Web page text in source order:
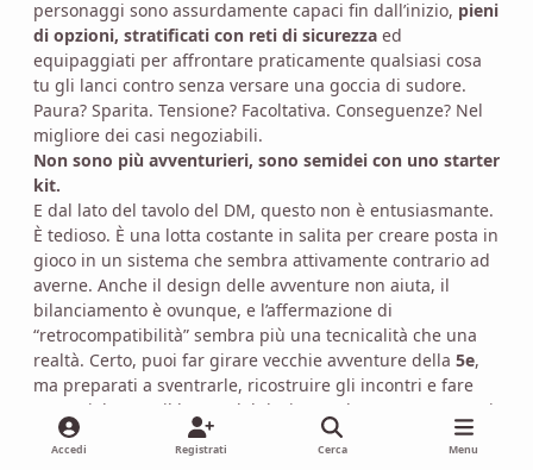
personaggi sono assurdamente capaci fin dall’inizio, pieni
di opzioni, stratificati con reti di sicurezza ed
equipaggiati per affrontare praticamente qualsiasi cosa
tu gli lanci contro senza versare una goccia di sudore.
Paura? Sparita. Tensione? Facoltativa. Conseguenze? Nel
migliore dei casi negoziabili.
Non sono più avventurieri, sono semidei con uno starter
kit.
E dal lato del tavolo del DM, questo non è entusiasmante.
È tedioso. È una lotta costante in salita per creare posta in
gioco in un sistema che sembra attivamente contrario ad
averne. Anche il design delle avventure non aiuta, il
bilanciamento è ovunque, e l’affermazione di
“retrocompatibilità” sembra più una tecnicalità che una
realtà. Certo, puoi far girare vecchie avventure della 5e,
ma preparati a sventrarle, ricostruire gli incontri e fare
essenzialmente il lavoro del designer al posto suo se vuoi
qualcosa che assomigli a una sfida.
Il che ci riporta all’Ethos.
Accedi Registrati Cerca Menu